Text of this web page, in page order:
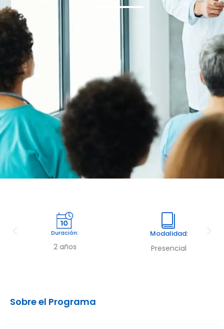
Duración:
2 años
Modalidad:
Presencial
Sobre el Programa